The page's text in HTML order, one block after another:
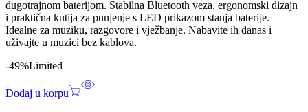
dugotrajnom baterijom. Stabilna Bluetooth veza, ergonomski dizajn
i praktična kutija za punjenje s LED prikazom stanja baterije.
Idealne za muziku, razgovore i vježbanje. Nabavite ih danas i
uživajte u muzici bez kablova.
-49%Limited
Dodaj u korpu